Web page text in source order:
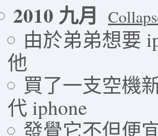
2010 九月
由於弟弟想要
他
買了一支空機
代 iphone
發覺它不但便